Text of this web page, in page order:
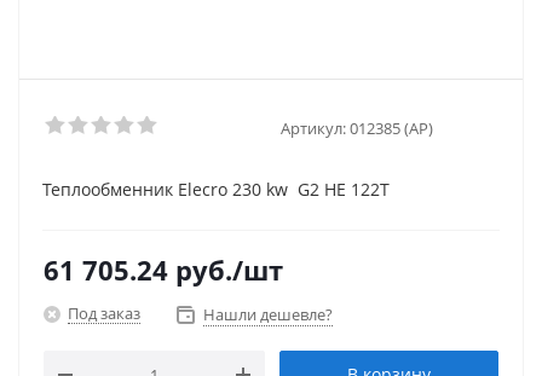
Артикул:012385 (AP)
Теплообменник Elecro 230 kw G2 HE 122T
61 705.24 руб./шт
Под заказ Нашли дешевле?